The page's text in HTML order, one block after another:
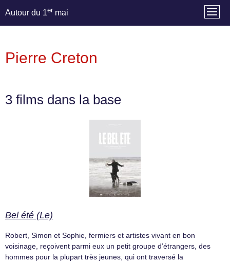
Autour du 1er mai
Pierre Creton
3 films dans la base
Bel été (Le)
Robert, Simon et Sophie, fermiers et artistes vivant en bon
voisinage, reçoivent parmi eux un petit groupe d’étrangers, des
hommes pour la plupart très jeunes, qui ont traversé la